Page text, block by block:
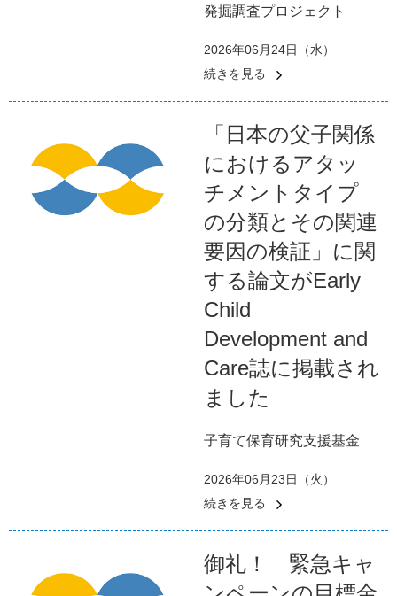
発掘調査プロジェクト
2026年06月24日（水）
続きを見る
「日本の父子関係
におけるアタッ
チメントタイプ
の分類とその関連
要因の検証」に関
する論文がEarly
Child
Development and
Care誌に掲載され
ました
子育て保育研究支援基金
2026年06月23日（火）
続きを見る
御礼！ 緊急キャ